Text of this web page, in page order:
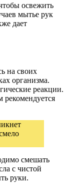
освежить
мытье рук
дает
на своих
организма.
реакции.
рекомендуется
смешать
с чистой
руки.